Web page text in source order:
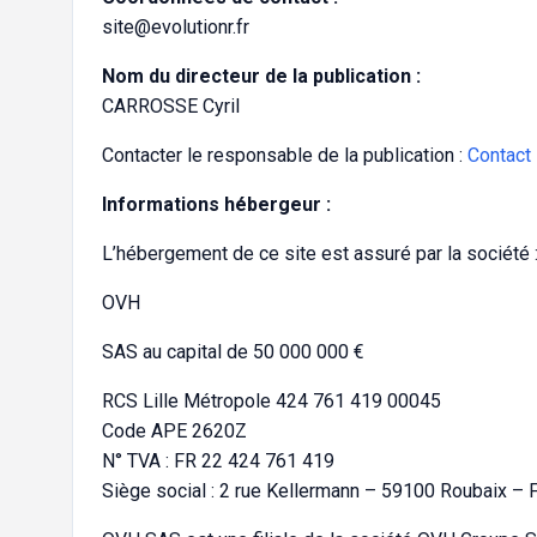
site@evolutionr.fr
Nom du directeur de la publication :
CARROSSE Cyril
Contacter le responsable de la publication : Contact
Informations hébergeur :
L’hébergement de ce site est assuré par la société :
OVH
SAS au capital de 50 000 000 €
RCS Lille Métropole 424 761 419 00045
Code APE 2620Z
N° TVA : FR 22 424 761 419
Siège social : 2 rue Kellermann – 59100 Roubaix –